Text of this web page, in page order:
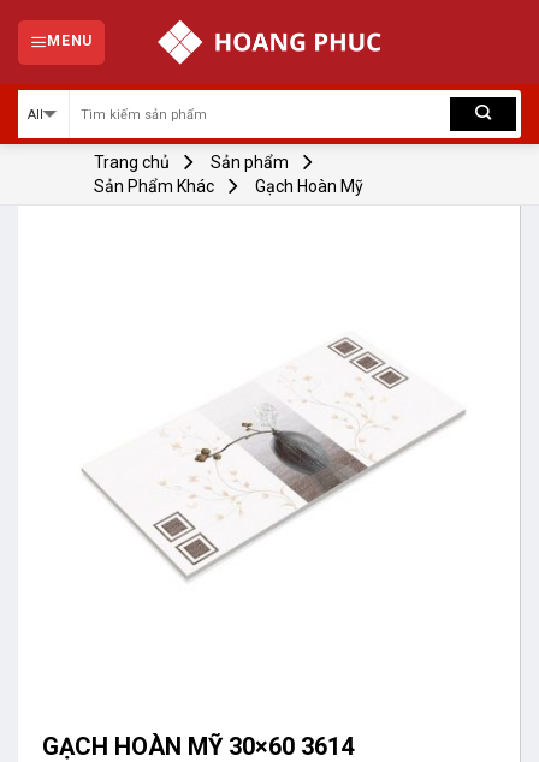
content
MENU
Trang chủ
Sản phẩm
Sản Phẩm Khác
Gạch Hoàn Mỹ
GẠCH HOÀN MỸ 30×60 3614